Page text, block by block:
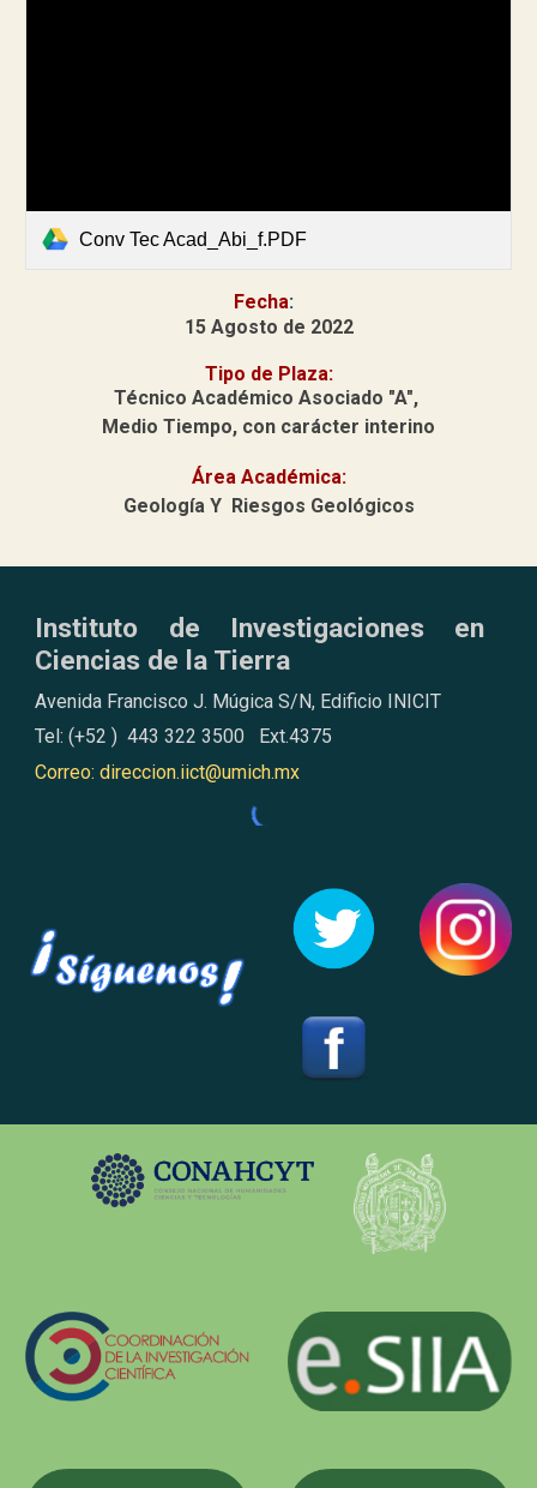
Conv Tec Acad_Abi_f.PDF
Fecha:
15 Agosto de 2022
Tipo de Plaza:
Técnico Académico Asociado "A",
Medio Tiempo, con carácter interino
Área Académica:
Geología Y Riesgos Geológicos
Instituto de Investigaciones en
Ciencias de la Tierra
Avenida Francisco J. Múgica S/N, Edificio INICIT
Tel: (+52 ) 443 322 3500 Ext.4375
Correo: direccion.iict@umich.mx